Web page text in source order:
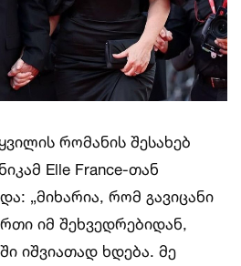
რომანის შესახებ
Elle France-თან
„მიხარია, რომ გავიცანი
იმ შეხვედრებიდან,
იშვიათად ხდება. მე